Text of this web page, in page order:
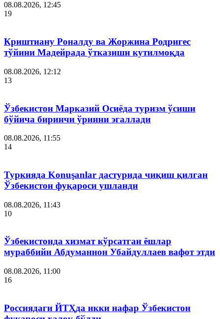
08.08.2026, 12:45
19
Криштиану Роналду ва Жоржина Родригес
тўйини Мадейрада ўтказиши кутилмоқда
08.08.2026, 12:12
13
Ўзбекистон Марказий Осиёда туризм ўсиши
бўйича биринчи ўринни эгаллади
08.08.2026, 11:55
14
Туркияда Konuşanlar дастурида чиқиш қилган
Ўзбекистон фуқароси ушланди
08.08.2026, 11:43
10
Ўзбекистонда хизмат кўрсатган ёшлар
мураббийи Абдуманнон Убайдуллаев вафот этди
08.08.2026, 11:00
16
Россиядаги ЙТҲда икки нафар Ўзбекистон